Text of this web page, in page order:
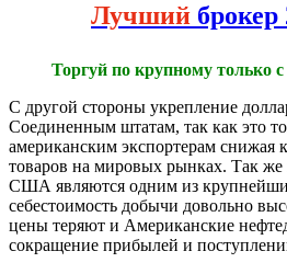
Лучший брокер
Торгуй по крупному только
С другой стороны укрепление
Соединенным штатам, так как это
американским экспортерам снижая
товаров на мировых рынках. Так же
США являются одним из
себестоимость добычи довольно
цены теряют и Американские
сокращение прибылей и